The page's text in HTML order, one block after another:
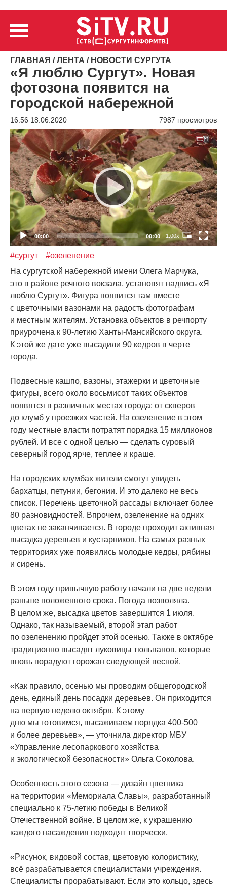
ГЛАВНАЯ /ЛЕНТА / НОВОСТИ СУРГУТА
«Я люблю Сургут». Новая
фотозона появится на
городской набережной
16:56 18.06.2020 7987 просмотров
Видеоплеер
00:00 00:00 1.00x
#сургут
#озеленение
На сургутской набережной имени Олега Марчука,
это в районе речного вокзала, установят надпись «Я
люблю Сургут». Фигура появится там вместе
с цветочными вазонами на радость фотографам
и местным жителям. Установка объектов в речпорту
приурочена к 90-летию Ханты-Мансийского округа.
К этой же дате уже высадили 90 кедров в черте
города.
Подвесные кашпо, вазоны, этажерки и цветочные
фигуры, всего около восьмисот таких объектов
появятся в различных местах города: от скверов
до клумб у проезжих частей. На озеленение в этом
году местные власти потратят порядка 15 миллионов
рублей. И все с одной целью — сделать суровый
северный город ярче, теплее и краше.
На городских клумбах жители смогут увидеть
бархатцы, петунии, бегонии. И это далеко не весь
список. Перечень цветочной рассады включает более
80 разновидностей. Впрочем, озеленение на одних
цветах не заканчивается. В городе проходит активная
высадка деревьев и кустарников. На самых разных
территориях уже появились молодые кедры, рябины
и сирень.
В этом году привычную работу начали на две недели
раньше положенного срока. Погода позволяла.
В целом же, высадка цветов завершится 1 июля.
Однако, так называемый, второй этап работ
по озеленению пройдет этой осенью. Также в октябре
традиционно высадят луковицы тюльпанов, которые
вновь порадуют горожан следующей весной.
«Как правило, осенью мы проводим общегородской
день, единый день посадки деревьев. Он приходится
на первую неделю октября. К этому
дню мы готовимся, высаживаем порядка 400-500
и более деревьев», — уточнила директор МБУ
«Управление лесопаркового хозяйства
и экологической безопасности» Ольга Соколова.
Особенность этого сезона — дизайн цветника
на территории «Мемориала Славы», разработанный
специально к 75-летию победы в Великой
Отечественной войне. В целом же, к украшению
каждого насаждения подходят творчески.
«Рисунок, видовой состав, цветовую колористику,
всё разрабатывается специалистами учреждения.
Специалисты прорабатывают. Если это кольцо, здесь